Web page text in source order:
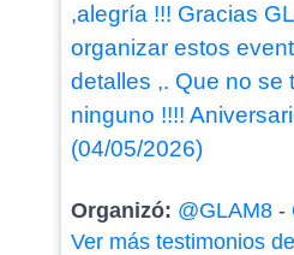
,alegría !!! Gracias
organizar estos
detalles ,. Que no se
ninguno !!!!
(04/05/2026)
Organizó: @GLAM8-
Ver más testimonios